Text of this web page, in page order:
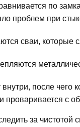
по
проблем при
сваи, которые
после чего
проваривается с
за чистотой